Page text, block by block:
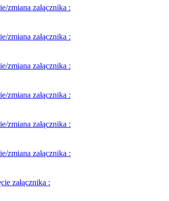
załącznika :
załącznika :
załącznika :
załącznika :
załącznika :
załącznika :
załącznika :